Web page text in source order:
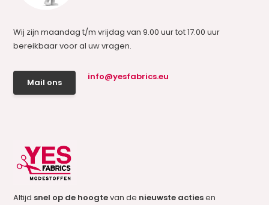
Wij zijn maandag t/m vrijdag van 9.00 uur tot 17.00 uur
bereikbaar voor al uw vragen.
Mail ons
info@yesfabrics.eu
Altijd snel op de hoogtevan de nieuwste actiesen